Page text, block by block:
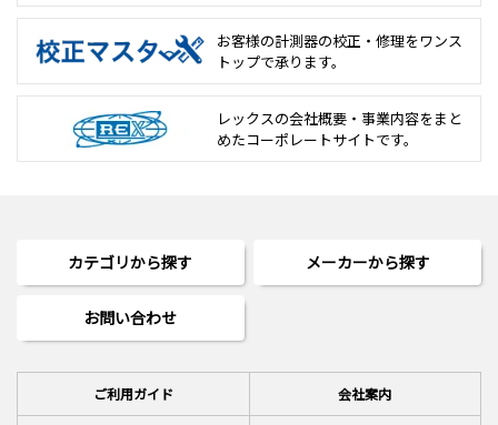
お客様の計測器の校正・修理をワンス
トップで承ります。
レックスの会社概要・事業内容をまと
めたコーポレートサイトです。
カテゴリから探す メーカーから探す
お問い合わせ
ご利用ガイド 会社案内